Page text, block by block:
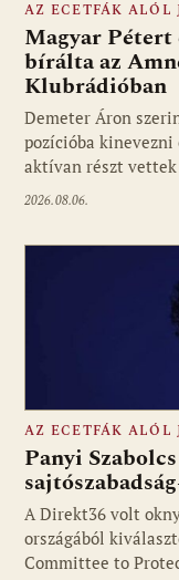
Fotó: media1.hu
AZ ECETFÁK ALÓL
Magyar Pétert
bírálta az
Klubrádióban
Demeter Áron
pozícióba
aktívan részt vettek
2026.08.06.
Fotó: media1.hu
AZ ECETFÁK ALÓL
Panyi
A Direkt36 volt
országából
Committee to